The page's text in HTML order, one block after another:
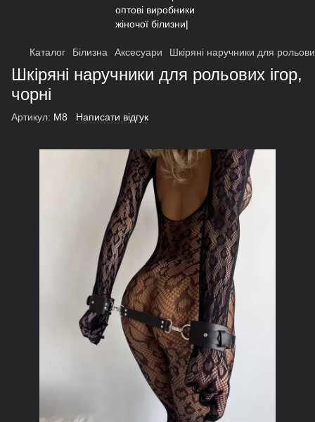
Каталог Білизна Аксесуари Шкіряні наручники для
Шкіряні наручники для рольових ігор,
чорні
Артикул: М8 Написати відгук